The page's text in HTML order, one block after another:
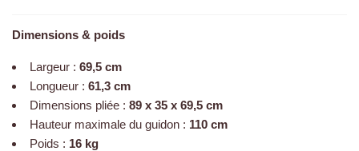
Dimensions & poids
Largeur : 69,5 cm
Longueur : 61,3 cm
Dimensions pliée : 89 x 35 x 69,5 cm
Hauteur maximale du guidon : 110 cm
Poids : 16 kg